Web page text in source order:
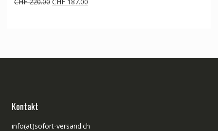
Kontakt
info(at)sofort-versand.ch